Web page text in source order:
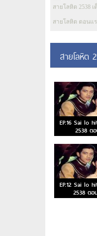
สายโลหิต 2538 เ
สายโลหิต ตอนแ
สายโลหิต
EP.16 Sai lo
2538 ต
EP.12 Sai lo
2538 ตอ